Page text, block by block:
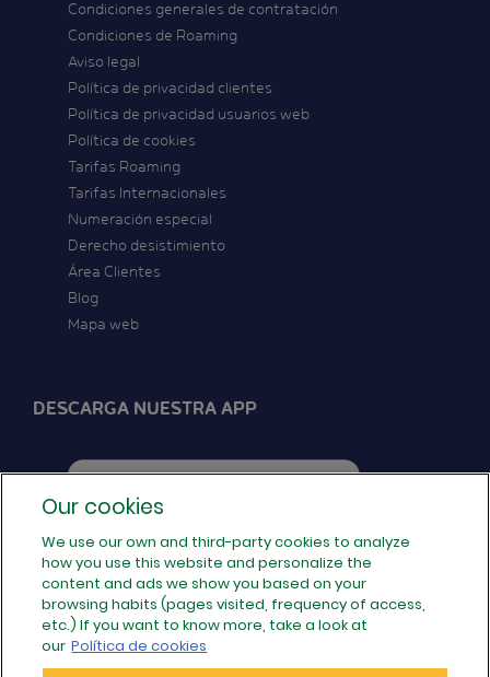
Condiciones generales de contratación
Condiciones de Roaming
Aviso legal
Política de privacidad clientes
Política de privacidad usuarios web
Política de cookies
Tarifas Roaming
Tarifas Internacionales
Numeración especial
Derecho desistimiento
Área Clientes
Blog
Mapa web
DESCARGA NUESTRA APP
SÍGUENOS EN REDES
Our cookies
We use our own and third-party cookies to analyze
how you use this website and personalize the
content and ads we show you based on your
browsing habits (pages visited, frequency of access,
etc.) If you want to know more, take a look at
our Política de cookies